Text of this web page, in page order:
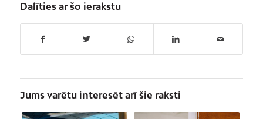
Dalīties ar šo ierakstu
Jums varētu interesēt arī šie raksti